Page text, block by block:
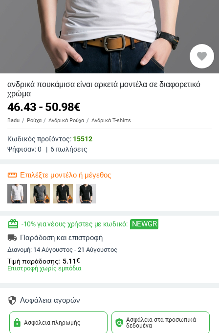
favorite
ανδρικά πουκάμισα είναι αρκετά μοντέλα σε διαφορετικό
χρώμα
46.43 - 50.98€
Badu Ρούχα Ανδρικά Ρούχα Ανδρικά T-shirts
Κωδικός προϊόντος: 15512
Ψήφισαν:0 | 6πωλήσεις
straighten Επιλέξτε μοντέλο ή μέγεθος
redeem -10% για νέους χρήστες με κωδικό: NEWGR
local_shipping Παράδοση και επιστροφή
Διανομή: 14 Αύγουστος - 21 Αύγουστος
Τιμή παράδοσης: 5.11€
Επιστροφή χωρίς εμπόδια
security Ασφάλεια αγορών
lock Ασφάλεια πληρωμής policy Ασφάλεια στα προσωπικά
δεδομένα